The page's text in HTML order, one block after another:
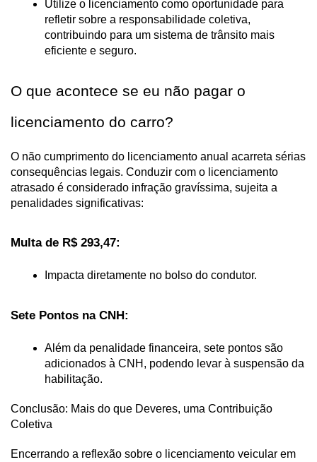
Utilize o licenciamento como oportunidade para
refletir sobre a responsabilidade coletiva,
contribuindo para um sistema de trânsito mais
eficiente e seguro.
O que acontece se eu não pagar o
licenciamento do carro?
O não cumprimento do licenciamento anual acarreta sérias
consequências legais. Conduzir com o licenciamento
atrasado é considerado infração gravíssima, sujeita a
penalidades significativas:
Multa de R$ 293,47:
Impacta diretamente no bolso do condutor.
Sete Pontos na CNH:
Além da penalidade financeira, sete pontos são
adicionados à CNH, podendo levar à suspensão da
habilitação.
Conclusão: Mais do que Deveres, uma Contribuição
Coletiva
Encerrando a reflexão sobre o licenciamento veicular em